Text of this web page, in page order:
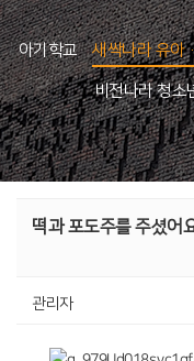
아기학교 새싹나라 유아
비전나라 청소
떡과 포도주를 주셨어
관리자